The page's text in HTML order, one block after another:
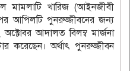
মামলাটি খারিজ (আইনজীবী
আপিলটি পুনরুজ্জীবনের জন্য
আদালত বিলম্ব মার্জনা
করেছেন। অর্থাৎ পুনরুজ্জীবন